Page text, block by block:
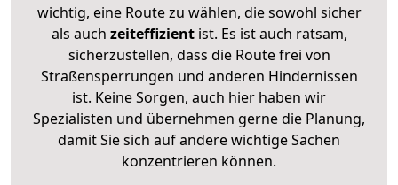
wichtig, eine Route zu wählen, die sowohl sicher
als auch zeiteffizientist. Es ist auch ratsam,
sicherzustellen, dass die Route frei von
Straßensperrungen und anderen Hindernissen
ist. Keine Sorgen, auch hier haben wir
Spezialisten und übernehmen gerne die Planung,
damit Sie sich auf andere wichtige Sachen
konzentrieren können.